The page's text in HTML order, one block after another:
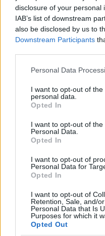
disclosure of your personal
IAB’s list of downstream
also be disclosed by us to
Downstream Participants
Please note that this
not limited to your visit or
grant or deny consent to
use your data for below
consent section.
Personal Data
I want to opt-out of
personal data.
Opted In
I want to opt-out of the
Personal Data.
Opted In
I want to opt-out of
Personal Data for
Opted In
I want to opt-out of
Retention, Sale, and/
Personal Data that Is
Purposes for which it
Opted Out
Felhasználónév
rám
Elfelejtette jelszavát?
Regisztráció
Kertészeti, kerti
szaknévsora
MI A